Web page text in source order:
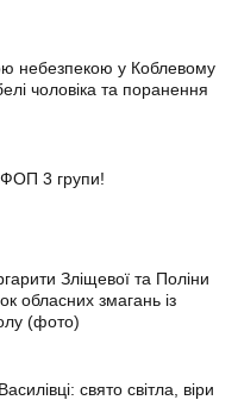
небезпекою у Коблевому
чоловіка та поранення
3 групи!
Зліщевої та Поліни
обласних змагань із
(фото)
свято світла, віри